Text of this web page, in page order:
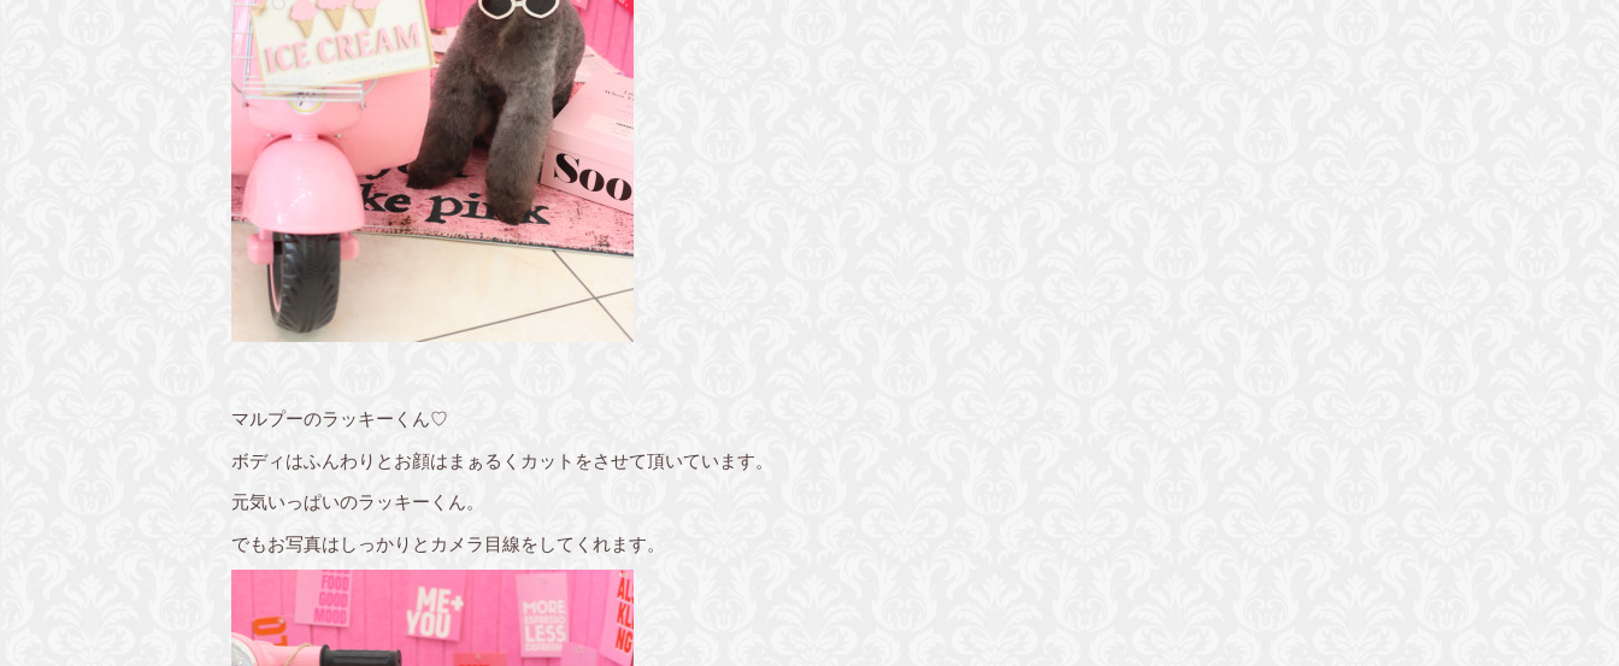
マルプーのラッキーくん♡
ボディはふんわりとお顔はまぁるくカットをさせて頂いています。
元気いっぱいのラッキーくん。
でもお写真はしっかりとカメラ目線をしてくれます。